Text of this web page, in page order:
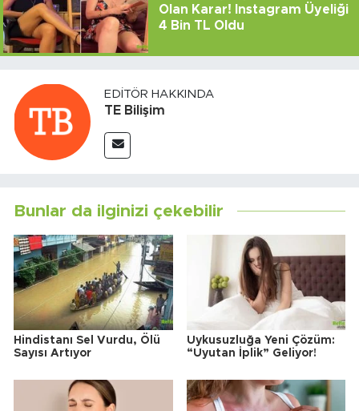
Olan Karar! Instagram Üyeliği
4 Bin TL Oldu
EDITÖR HAKKINDA
TE Bilişim
Bunlar da ilginizi çekebilir
Hindistanı Sel Vurdu, Ölü
Sayısı Artıyor
Uykusuzluğa Yeni Çözüm:
“Uyutan İplik” Geliyor!